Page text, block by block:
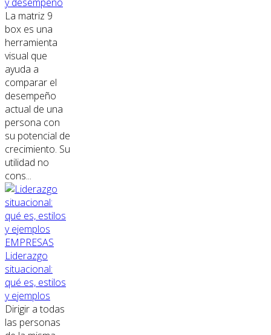
La matriz 9
box es una
herramienta
visual que
ayuda a
comparar el
desempeño
actual de una
persona con
su potencial de
crecimiento. Su
utilidad no
cons...
EMPRESAS
Liderazgo
situacional:
qué es, estilos
y ejemplos
Dirigir a todas
las personas